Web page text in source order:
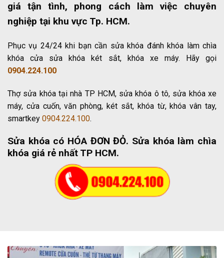
giá tận tình, phong cách làm việc chuyên
nghiệp tại khu vực Tp. HCM.
Phục vụ 24/24 khi bạn cần sửa khóa đánh khóa làm chìa
khóa cửa sửa khóa két sắt, khóa xe máy. Hãy gọi
0904.224.100
Thợ sửa khóa tại nhà TP HCM, sửa khóa ô tô, sửa khóa xe
máy, cửa cuốn, văn phòng, két sắt, khóa từ, khóa vân tay,
smartkey 0904.224.100.
Sửa khóa có HÓA ĐƠN ĐỎ. Sửa khóa làm chìa
khóa giá rẻ nhất TP HCM.